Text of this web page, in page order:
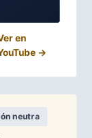
en
→
neutra